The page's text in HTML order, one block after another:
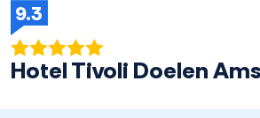
9.3
Hotel Tivoli Doelen